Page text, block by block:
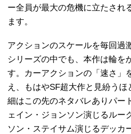
ー全員が最大の危機に立たされ
ます。
アクションのスケールを毎回過
シリーズの中でも、本作は輪を
す。カーアクションの「速さ」
え、もはやSF超大作と見紛う
細はこの先のネタバレありパー
ェイン・ジョンソン演じるルー
ソン・ステイサム演じるデッカ